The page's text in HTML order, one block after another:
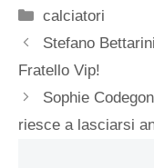
Categorie
calciatori
Stefano
Fratello Vip!
Sophie
riesce a lasciarsi